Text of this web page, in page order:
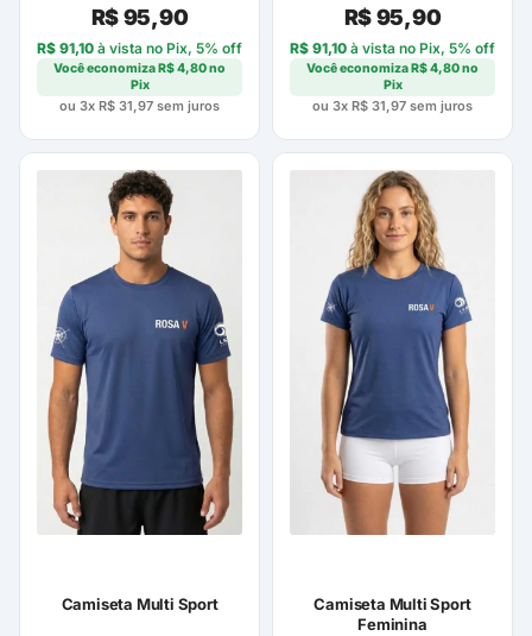
R$95,90
R$ 91,10 à vista no Pix, 5% off
Você economizaR$4,80no
Pix
ou 3x R$ 31,97 sem juros
R$95,90
R$ 91,10 à vista no Pix, 5% off
Você economizaR$4,80no
Pix
ou 3x R$ 31,97 sem juros
Camiseta Multi Sport
Camiseta Multi Sport
Feminina